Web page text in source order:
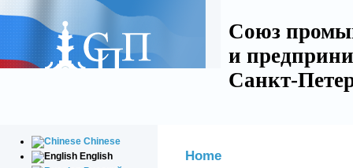
Союз
и
Санкт-
Chinese
English
Home